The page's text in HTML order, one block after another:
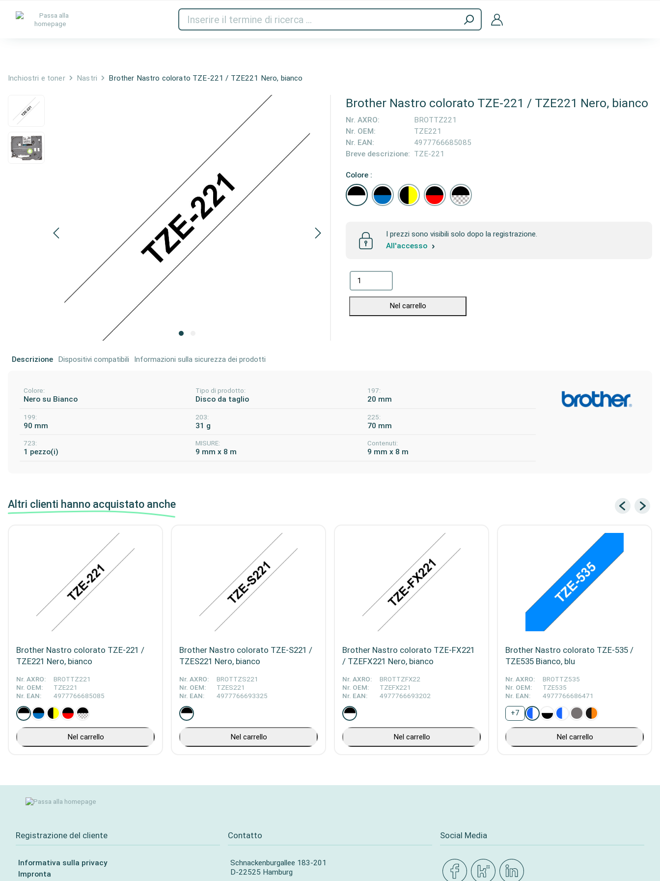
Inchiostri e toner Rete Audio e video Stampanti e scanner Accessori per computer
Inchiostri e toner Nastri Brother Nastro colorato TZE-221 / TZE221 Nero, bianco
Brother Nastro colorato TZE-221 / TZE221 Nero, bianco
Nr. AXRO:
BROTTZ221
Nr. OEM:
TZE221
Nr. EAN:
4977766685085
Breve descrizione: TZE-221
Colore :
I prezzi sono visibili solo dopo la registrazione.
All'accesso
Nel carrello
Descrizione Dispositivi compatibili Informazioni sulla sicurezza dei prodotti
Colore:
Nero su Bianco
Tipo di prodotto:
Disco da taglio
197:
20 mm
199:
90 mm
203:
31 g
225:
70 mm
723:
1 pezzo(i)
MISURE:
9 mm x 8 m
Contenuti:
9 mm x 8 m
Altri clienti hanno acquistato anche
Brother Nastro colorato TZE-221 /
TZE221 Nero, bianco
Nr. AXRO:
BROTTZ221
Nr. OEM:
TZE221
Nr. EAN:
4977766685085
Nel carrello
Brother Nastro colorato TZE-S221 /
TZES221 Nero, bianco
Nr. AXRO:
BROTTZS221
Nr. OEM:
TZES221
Nr. EAN:
4977766693325
Nel carrello
Brother Nastro colorato TZE-FX221
/ TZEFX221 Nero, bianco
Nr. AXRO:
BROTTZFX22
Nr. OEM:
TZEFX221
Nr. EAN:
4977766693202
Nel carrello
Brother Nastro colorato TZE-535 /
TZE535 Bianco, blu
Nr. AXRO:
BROTTZ535
Nr. OEM:
TZE535
Nr. EAN:
4977766686471
+7
Nel carrello
Registrazione del cliente
Informativa sulla privacy
Impronta
Contatto
Schnackenburgallee 183-201
D-22525 Hamburg
Social Media